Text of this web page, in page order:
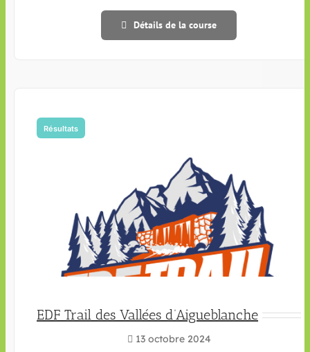
Détails de la course
Résultats
EDF Trail des Vallées d’Aigueblanche
13 octobre 2024